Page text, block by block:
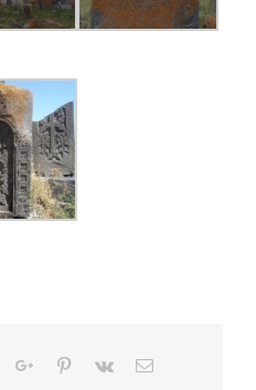
TumblrGoogle+Pinterest
Vk Email